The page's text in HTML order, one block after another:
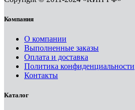
Компания
О компании
Выполненные заказы
Оплата и доставка
Политика конфиденциальности
Контакты
Каталог